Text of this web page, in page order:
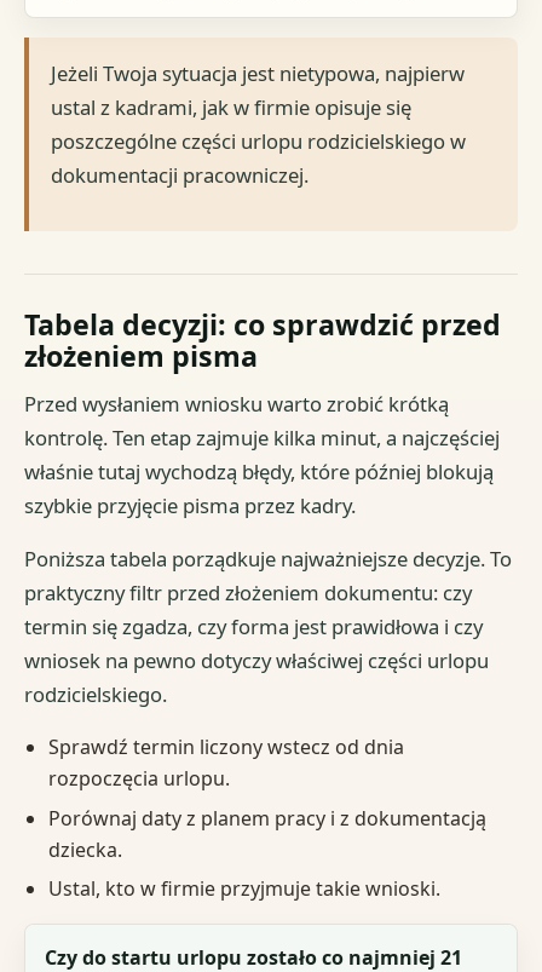
Jeżeli Twoja sytuacja jest nietypowa, najpierw
ustal z kadrami, jak w firmie opisuje się
poszczególne części urlopu rodzicielskiego w
dokumentacji pracowniczej.
Tabela decyzji: co sprawdzić przed
złożeniem pisma
Przed wysłaniem wniosku warto zrobić krótką
kontrolę. Ten etap zajmuje kilka minut, a najczęściej
właśnie tutaj wychodzą błędy, które później blokują
szybkie przyjęcie pisma przez kadry.
Poniższa tabela porządkuje najważniejsze decyzje. To
praktyczny filtr przed złożeniem dokumentu: czy
termin się zgadza, czy forma jest prawidłowa i czy
wniosek na pewno dotyczy właściwej części urlopu
rodzicielskiego.
Sprawdź termin liczony wstecz od dnia
rozpoczęcia urlopu.
Porównaj daty z planem pracy i z dokumentacją
dziecka.
Ustal, kto w firmie przyjmuje takie wnioski.
Warunek
Czy do startu urlopu zostało co najmniej 21